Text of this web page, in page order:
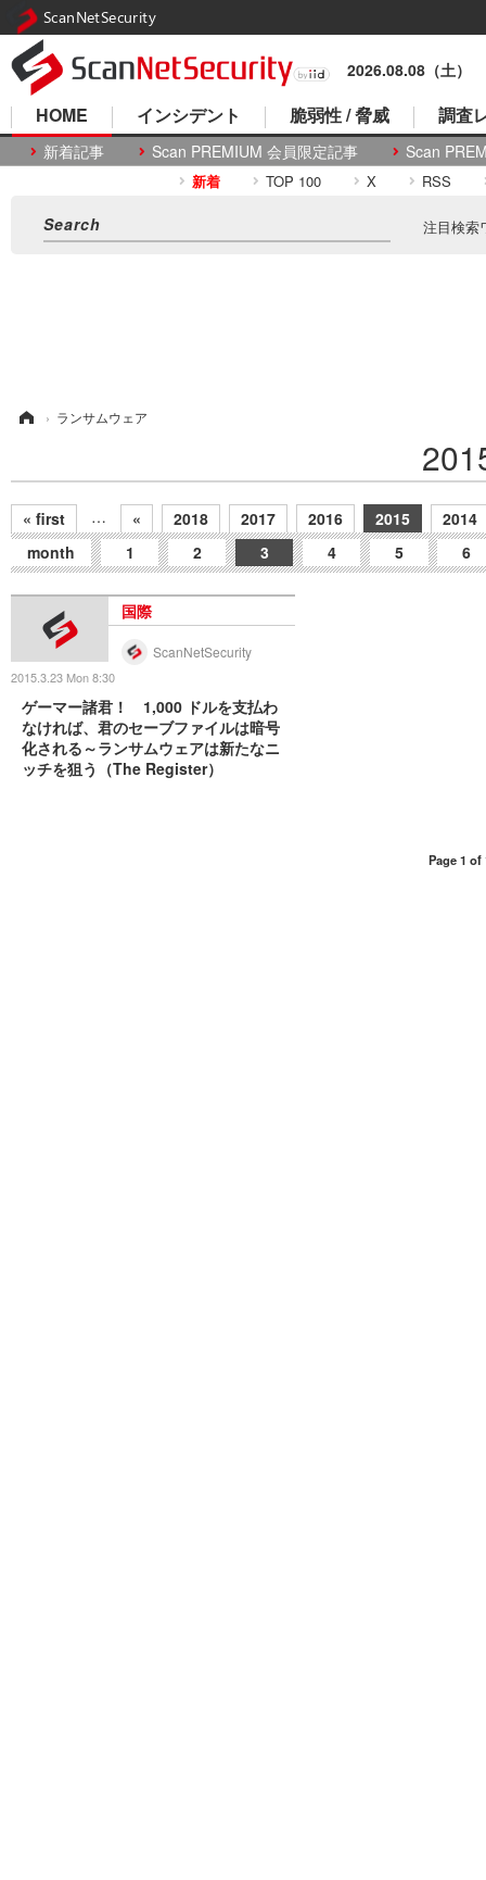
2026.08.08（土）
HOME
新着記事 Scan PREMIUM 会員限定記事 Scan
インシデント 脆弱性 / 脅威 調査
新着 TOP 100 X RSS
注目検索
› ランサムウェア
« first … « 2018 2017 2016 2015
2014
month
1 2 3 4 5 6
国際
ScanNetSecurity
2015.3.23 Mon 8:30
ゲーマー諸君！ 1,000 ドルを支払わ
なければ、君のセーブファイルは暗号
化される～ランサムウェアは新たなニ
ッチを狙う（The Register）
Page 1 of
ScanNetSecurity